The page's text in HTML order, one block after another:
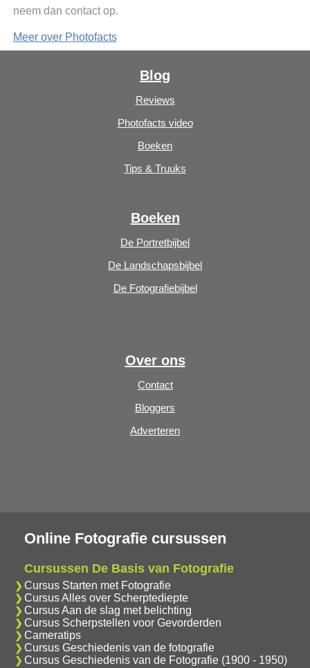
neem dan contact op.
Meer over Photofacts
Blog
Reviews
Photofacts video
Boeken
Tips & Truuks
Boeken
De Portretbijbel
De Landschapsbijbel
De Fotografiebijbel
Over ons
Contact
Bloggers
Adverteren
Online Fotografie cursussen
Cursussen De Basis van Fotografie
Cursus Starten met Fotografie
Cursus Alles over Scherptediepte
Cursus Aan de slag met belichting
Cursus Scherpstellen voor Gevorderden
Cameratips
Cursus Geschiedenis van de fotografie
Cursus Geschiedenis van de Fotografie (1900 - 1950)